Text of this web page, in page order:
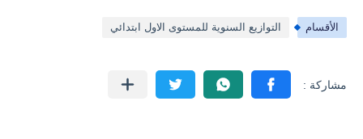
الأقسام التوازيع السنوية للمستوى الاول ابتدائي